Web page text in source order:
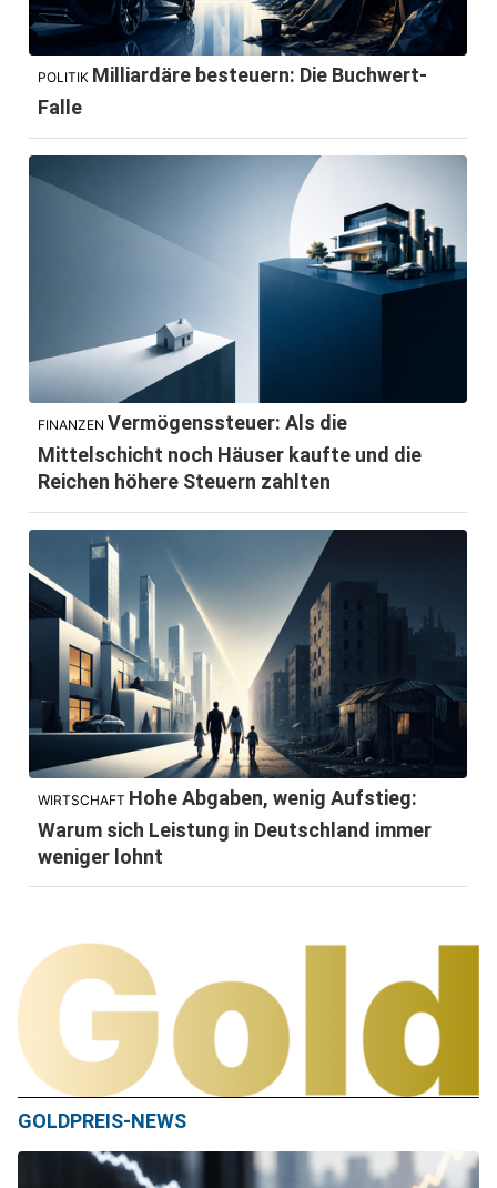
POLITIK Milliardäre besteuern: Die Buchwert-
Falle
FINANZEN Vermögenssteuer: Als die
Mittelschicht noch Häuser kaufte und die
Reichen höhere Steuern zahlten
WIRTSCHAFT Hohe Abgaben, wenig Aufstieg:
Warum sich Leistung in Deutschland immer
weniger lohnt
GOLDPREIS-NEWS